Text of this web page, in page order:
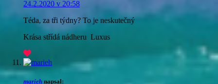
24.2.2020 v 20:58
Téda, za tři týdny? To je neskutečný
Krása střídá nádheru Luxus
marieh napsal: